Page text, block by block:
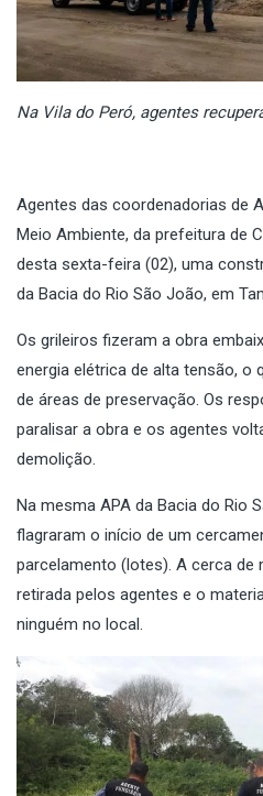
Na Vila do Peró, agentes
Agentes das coordenadorias de
Meio Ambiente, da prefeitura de
desta sexta-feira (02), uma
da Bacia do Rio São João, em
Os grileiros fizeram a obra
energia elétrica de alta tensão, o
de áreas de preservação. Os
paralisar a obra e os agentes
demolição.
Na mesma APA da Bacia do Rio
flagraram o início de um
parcelamento (lotes). A cerca
retirada pelos agentes e o
ninguém no local.